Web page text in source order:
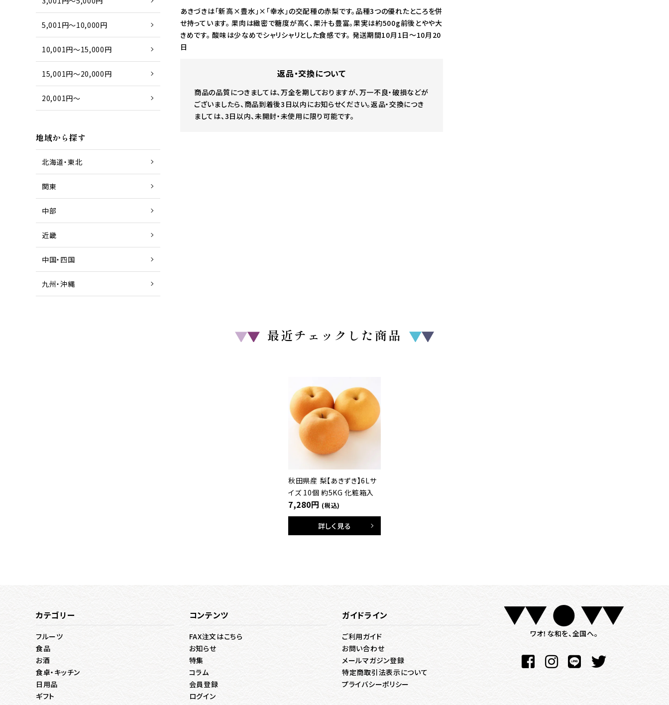
5,001円～10,000円
10,001円～15,000円
15,001円～20,000円
20,001円～
地域から探す
北海道・東北
関東
中部
近畿
中国・四国
九州・沖縄
あきづきは「新高×豊水」×「幸水」の交配種の赤梨です。品種3つの優れたところを併
せ持っています。 果肉は緻密で糖度が高く、果汁も豊富。果実は約500g前後とやや大
きめです。 酸味は少なめでシャリシャリとした食感です。 発送期間10月1日～10月20
日
返品・交換について
商品の品質につきましては、万全を期しておりますが、万一不良・破損などが
ございましたら、商品到着後3日以内にお知らせください。返品・交換につき
ましては、3日以内、未開封・未使用に限り可能です。
最近チェックした商品
秋田県産 梨【あきずき】6Lサ
イズ 10個 約5KG 化粧箱入
7,280円 (税込)
詳しく見る
カテゴリー
フルーツ
食品
お酒
食卓・キッチン
日用品
ギフト
コンテンツ
FAX注文はこちら
お知らせ
特集
コラム
会員登録
ログイン
ガイドライン
ご利用ガイド
お問い合わせ
メールマガジン登録
特定商取引法表示について
プライバシーポリシー
ワオ！な和を、全国へ。